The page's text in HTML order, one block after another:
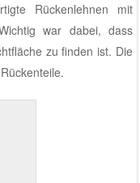
Rückenlehnen mit
war dabei, dass
zu finden ist. Die